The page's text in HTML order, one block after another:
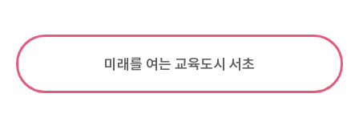
미래를 여는 교육도시 서초